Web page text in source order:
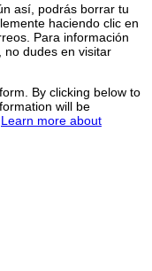
así, podrás borrar tu
haciendo clic en
Para información
no dudes en visitar
By clicking below to
will be
Learn more about